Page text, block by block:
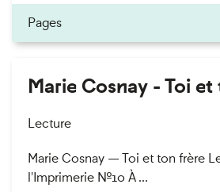
Pages
Marie Cosnay - Toi
Lecture
Marie Cosnay — Toi et ton frère
l'Imprimerie n°10 À ...